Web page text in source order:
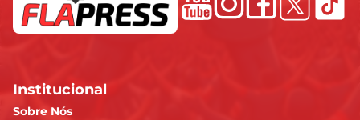
Institucional
Sobre Nós